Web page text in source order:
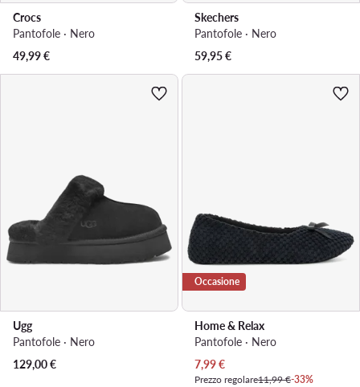
Crocs
Pantofole · Nero
49,99€
Skechers
Pantofole · Nero
59,95€
Ugg
Pantofole · Nero
129,00€
Occasione
Home & Relax
Pantofole · Nero
Prezzo attuale
7,99€
Prezzo regolare11,99 €-33%